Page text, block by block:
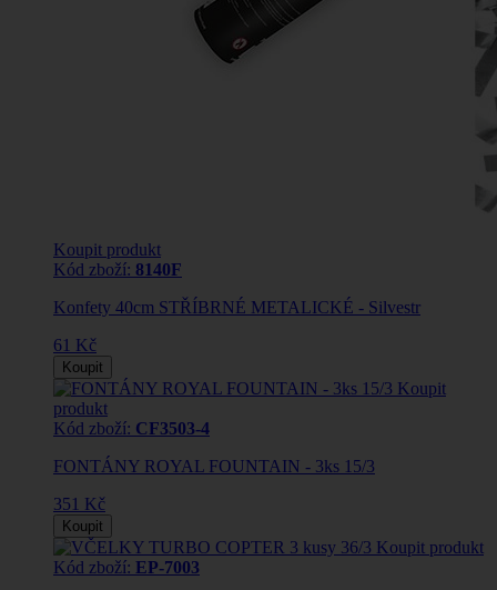
Koupit produkt
Kód zboží: 8140F
Konfety 40cm STŘÍBRNÉ METALICKÉ - Silvestr
61 Kč
Koupit
Koupit
produkt
Kód zboží: CF3503-4
FONTÁNY ROYAL FOUNTAIN - 3ks 15/3
351 Kč
Koupit
Koupit produkt
Kód zboží: EP-7003